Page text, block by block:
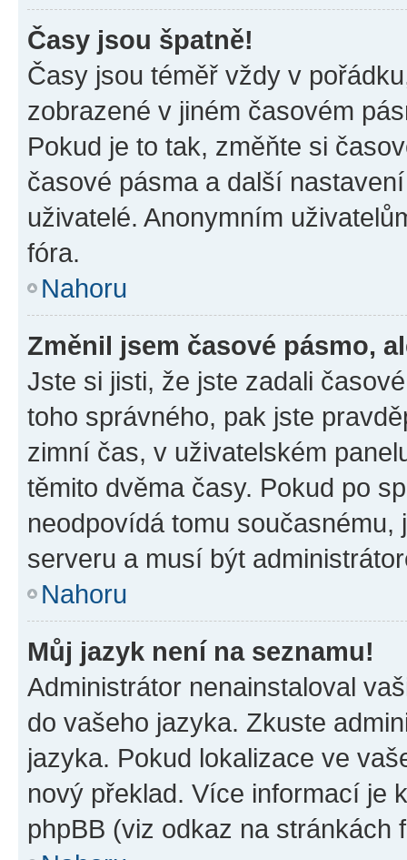
Časy jsou špatně!
Časy jsou téměř vždy v
zobrazené v jiném časovém
Pokud je to tak, změňte si
časové pásma a další
uživatelé. Anonymním
fóra.
Nahoru
Změnil jsem časové pásmo,
Jste si jisti, že jste zadali
toho správného, pak jste
zimní čas, v uživatelském
těmito dvěma časy. Pokud po
neodpovídá tomu
serveru a musí být
Nahoru
Můj jazyk není na seznamu!
Administrátor nenainstaloval
do vašeho jazyka. Zkuste
jazyka. Pokud lokalizace ve
nový překlad. Více informací je
phpBB (viz odkaz na stránkách